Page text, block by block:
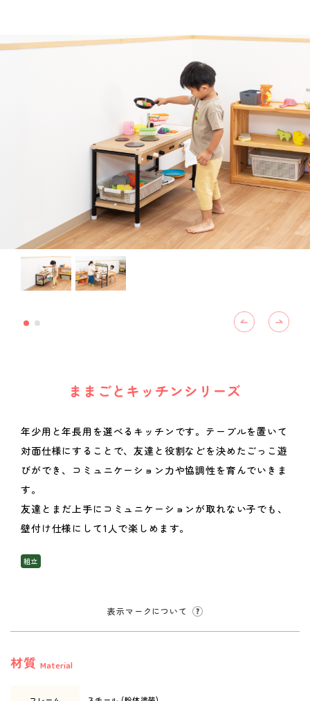
ままごとキッチンシリーズ
年少用と年長用を選べるキッチンです。テーブルを置いて
対面仕様にすることで、友達と役割などを決めたごっこ遊
びができ、コミュニケーション力や協調性を育んでいきま
す。
友達とまだ上手にコミュニケーションが取れない子でも、
壁付け仕様にして1人で楽しめます。
組立
表示マークについて
材質 Material